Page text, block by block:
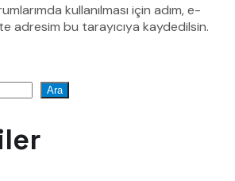
kullanılması için adım, e-
adresim bu tarayıcıya kaydedilsin.
Ara